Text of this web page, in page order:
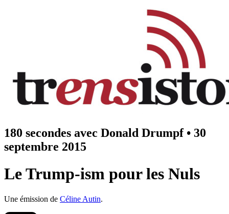
180 secondes avec Donald Drumpf• 30
septembre 2015
Le Trump-ism pour les Nuls
Une émission de Céline Autin.